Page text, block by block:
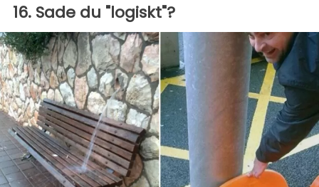
16. Sade du "logiskt"?